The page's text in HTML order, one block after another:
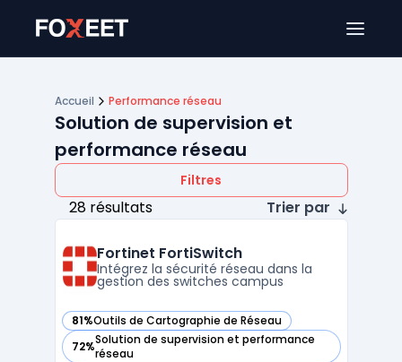
Accueil Performance réseau
Solution de supervision et
performance réseau
Filtres
28 résultats Trier par
Fortinet FortiSwitch
Intégrez la sécurité réseau dans la
gestion des switches campus
81%Outils de Cartographie de Réseau
— voir Fortinet FortiSwitch dans cette catégorie
72%Solution de supervision et performance
réseau
— voir Fortinet FortiSwitch dans cette catégorie